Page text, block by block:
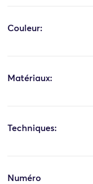
Couleur:
Matériaux:
Techniques:
Numéro